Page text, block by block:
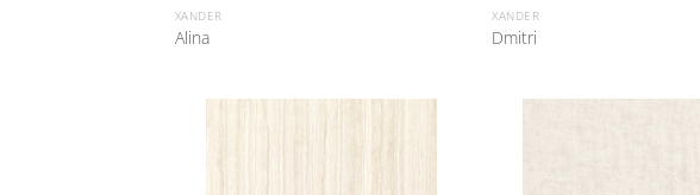
XANDER
Alina
XANDER
Dmitri